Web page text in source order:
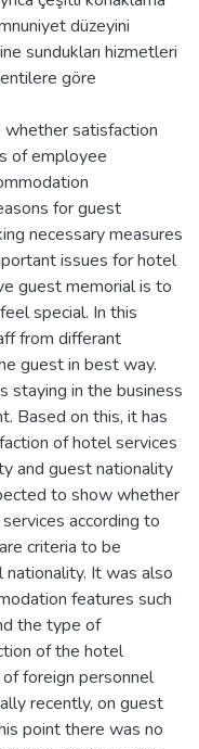
düzeyini
sundukları hizmetleri
göre
satisfaction
of employee
for guest
necessary measures
issues for hotel
guest memorial is to
special. In this
from differant
guest in best way.
staying in the business
Based on this, it has
of hotel services
and guest nationality
to show whether
according to
criteria to be
It was also
features such
the type of
of the hotel
foreign personnel
recently, on guest
point there was no